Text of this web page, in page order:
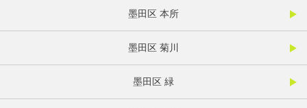
墨田区 本所
墨田区 菊川
墨田区 緑